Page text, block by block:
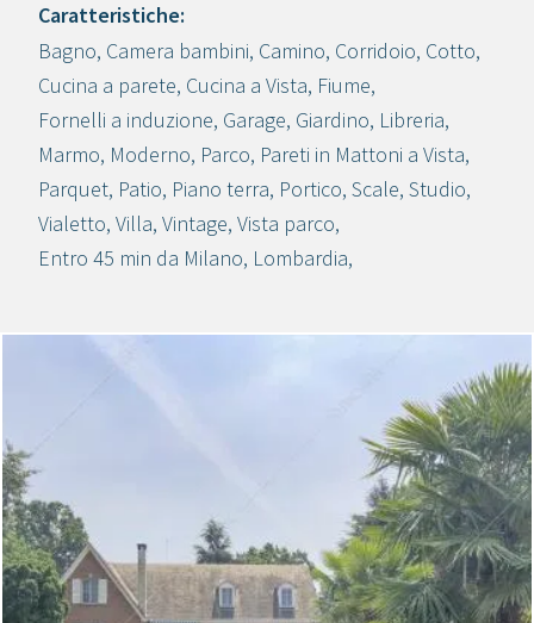
Crea progetto
Caratteristiche:
Bagno, Camera bambini, Camino, Corridoio, Cotto,
Cucina a parete, Cucina a Vista, Fiume,
Fornelli a induzione, Garage, Giardino, Libreria,
Marmo, Moderno, Parco, Pareti in Mattoni a Vista,
Parquet, Patio, Piano terra, Portico, Scale, Studio,
Vialetto, Villa, Vintage, Vista parco,
Entro 45 min da Milano, Lombardia,